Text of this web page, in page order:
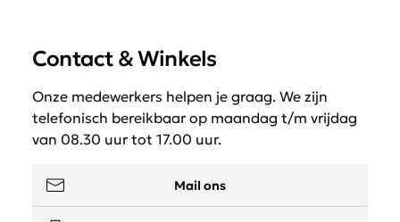
Contact & Winkels
Onze medewerkers helpen je graag. We zijn
telefonisch bereikbaar op maandag t/m vrijdag
van 08.30 uur tot 17.00 uur.
Mail ons